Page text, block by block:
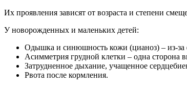
Их проявления зависят от возраста и степени
У новорожденных и маленьких детей:
Одышка и синюшность кожи (цианоз) – из-за
Асимметрия грудной клетки – одна сторона
Затрудненное дыхание, учащенное
Рвота после кормления.